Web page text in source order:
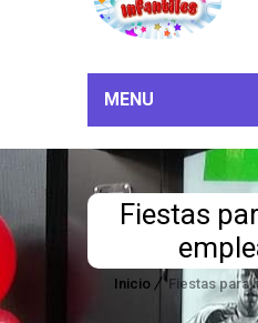
MENU
Fiestas
Inicio Fiestas para